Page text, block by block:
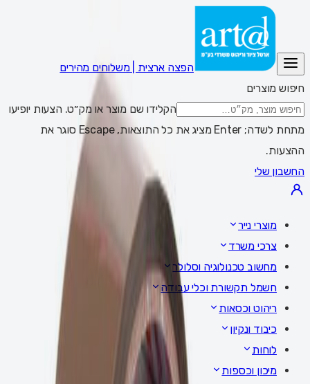
הפצה ארצית | משלוחים מהירים
חיפוש מוצרים
הקלידו שם מוצר או מק״ט. הצעות יופיעו
מתחת לשדה; Enter מציג את כל התוצאות, Escape סוגר את
ההצעות.
החשבון שלי
מוצרי נייר
צרכי משרד
מחשוב טכנולוגיה וסלולר
חשמל תקשורת וכלי עבודה
ריהוט וכסאות
כיבוד ונקיון
לוחות
מיכון וכספות